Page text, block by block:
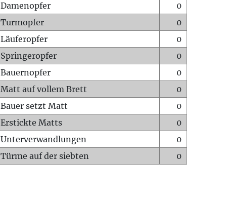
Damenopfer
0
Turmopfer
0
Läuferopfer
0
Springeropfer
0
Bauernopfer
0
Matt auf vollem Brett
0
Bauer setzt Matt
0
Erstickte Matts
0
Unterverwandlungen
0
Türme auf der siebten
0